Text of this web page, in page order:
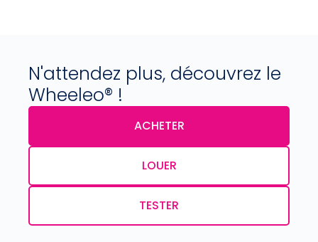
N'attendez plus, découvrez le
Wheeleo® !
ACHETER
LOUER
TESTER